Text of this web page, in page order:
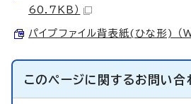
60.7KB）
パイプファイル背表紙(ひな形)
このページに関するお問い合